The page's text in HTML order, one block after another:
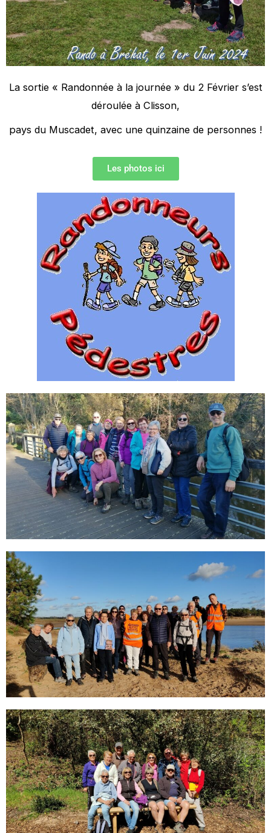
La sortie « Randonnée à la journée » du 2 Février s’est
déroulée à Clisson,
pays du Muscadet, avec une quinzaine de personnes !
Les photos ici